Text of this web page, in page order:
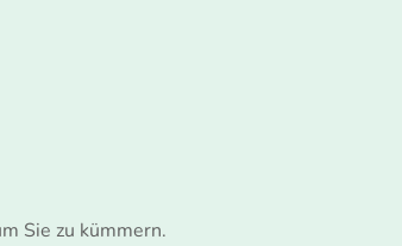
Sie zu kümmern.